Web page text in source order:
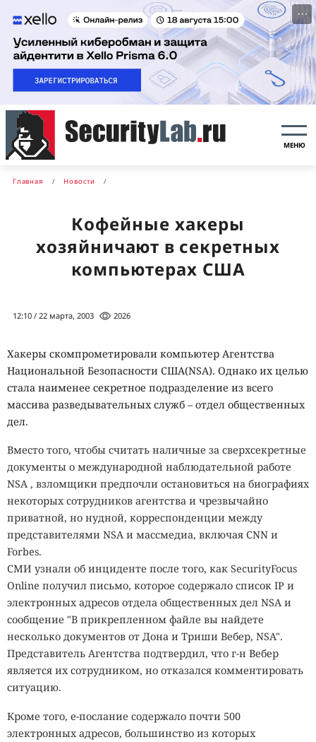
···
МЕНЮ
Главная Новости
Кофейные хакеры
хозяйничают в секретных
компьютерах США
12:10 / 22 марта, 2003 2026
Хакеры скомпрометировали компьютер Агентства
Национальной Безопасности США(NSA). Однако их целью
стала наименее секретное подразделение из всего
массива разведывательных служб – отдел общественных
дел.
Вместо того, чтобы считать наличные за сверхсекретные
документы о международной наблюдательной работе
NSA , взломщики предпочли остановиться на биографиях
некоторых сотрудников агентства и чрезвычайно
приватной, но нудной, корреспонденции между
представителями NSA и массмедиа, включая CNN и
Forbes.
СМИ узнали об инциденте после того, как SecurityFocus
Online получил письмо, которое содержало список IP и
электронных адресов отдела общественных дел NSA и
сообщение "В прикрепленном файле вы найдете
несколько документов от Дона и Триши Вебер, NSA".
Представитель Агентства подтвердил, что г-н Вебер
является их сотрудником, но отказался комментировать
ситуацию.
Кроме того, е-послание содержало почти 500
электронных адресов, большинство из которых